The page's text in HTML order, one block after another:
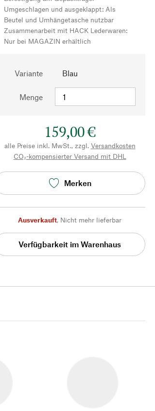
Umgeschlagen und ausgeklappt: Als
Beutel und Umhängetasche nutzbar
Zusammenarbeit mit HACK Lederwaren:
Nur bei MAGAZIN erhältlich
Variante Blau
Menge
159,00 €
alle Preise inkl. MwSt., zzgl. Versandkosten
CO₂-kompensierter Versand mit DHL
Merken
Ausverkauft, Nicht mehr lieferbar
Verfügbarkeit im Warenhaus